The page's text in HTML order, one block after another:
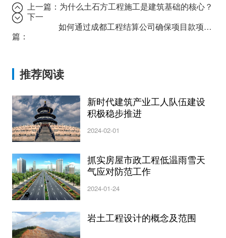
上一篇： 为什么土石方工程施工是建筑基础的核心？
下一
篇：
如何通过成都工程结算公司确保项目款项清晰透明？
推荐阅读
新时代建筑产业工人队伍建设
积极稳步推进
2024-02-01
抓实房屋市政工程低温雨雪天
气应对防范工作
2024-01-24
岩土工程设计的概念及范围